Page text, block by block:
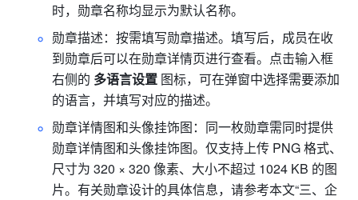
时，勋章名称均显示为默认名称。
勋章描述：按需填写勋章描述。填写后，成员在收
到勋章后可以在勋章详情页进行查看。点击输入框
右侧的 多语言设置 图标，可在弹窗中选择需要添加
的语言，并填写对应的描述。
勋章详情图和头像挂饰图：同一枚勋章需同时提供
勋章详情图和头像挂饰图。仅支持上传 PNG 格式、
尺寸为 320 × 320 像素、大小不超过 1024 KB 的图
片。有关勋章设计的具体信息，请参考本文“三、企